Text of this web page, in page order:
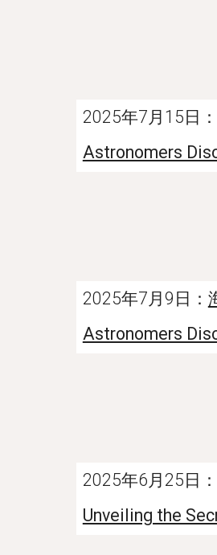
2025年7月15日：
Astronomers
2025年7月9日：
Astronomers
2025年6月25日：
Unveiling the